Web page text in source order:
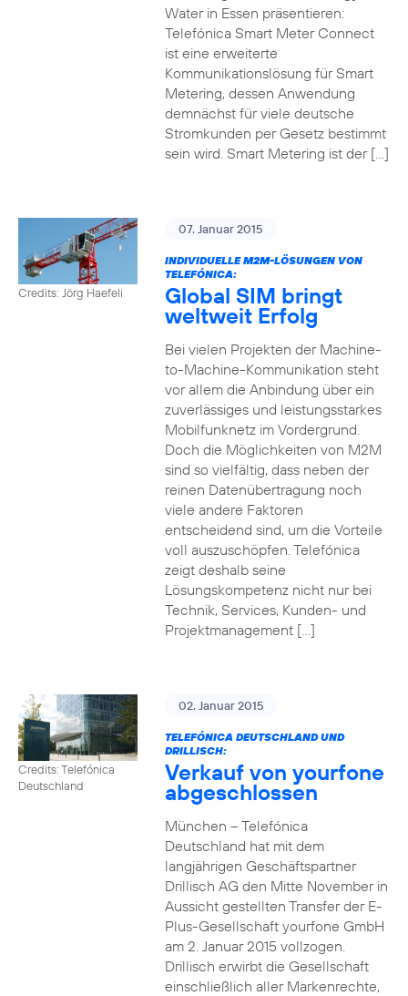
Water in Essen präsentieren:
Telefónica Smart Meter Connect
ist eine erweiterte
Kommunikationslösung für Smart
Metering, dessen Anwendung
demnächst für viele deutsche
Stromkunden per Gesetz bestimmt
sein wird. Smart Metering ist der […]
Credits: Jörg Haefeli
07. Januar 2015
INDIVIDUELLE M2M-LÖSUNGEN VON
TELEFÓNICA:
Global SIM bringt
weltweit Erfolg
Bei vielen Projekten der Machine-
to-Machine-Kommunikation steht
vor allem die Anbindung über ein
zuverlässiges und leistungsstarkes
Mobilfunknetz im Vordergrund.
Doch die Möglichkeiten von M2M
sind so vielfältig, dass neben der
reinen Datenübertragung noch
viele andere Faktoren
entscheidend sind, um die Vorteile
voll auszuschöpfen. Telefónica
zeigt deshalb seine
Lösungskompetenz nicht nur bei
Technik, Services, Kunden- und
Projektmanagement […]
Credits: Telefónica
Deutschland
02. Januar 2015
TELEFÓNICA DEUTSCHLAND UND
DRILLISCH:
Verkauf von yourfone
abgeschlossen
München – Telefónica
Deutschland hat mit dem
langjährigen Geschäftspartner
Drillisch AG den Mitte November in
Aussicht gestellten Transfer der E-
Plus-Gesellschaft yourfone GmbH
am 2. Januar 2015 vollzogen.
Drillisch erwirbt die Gesellschaft
einschließlich aller Markenrechte,